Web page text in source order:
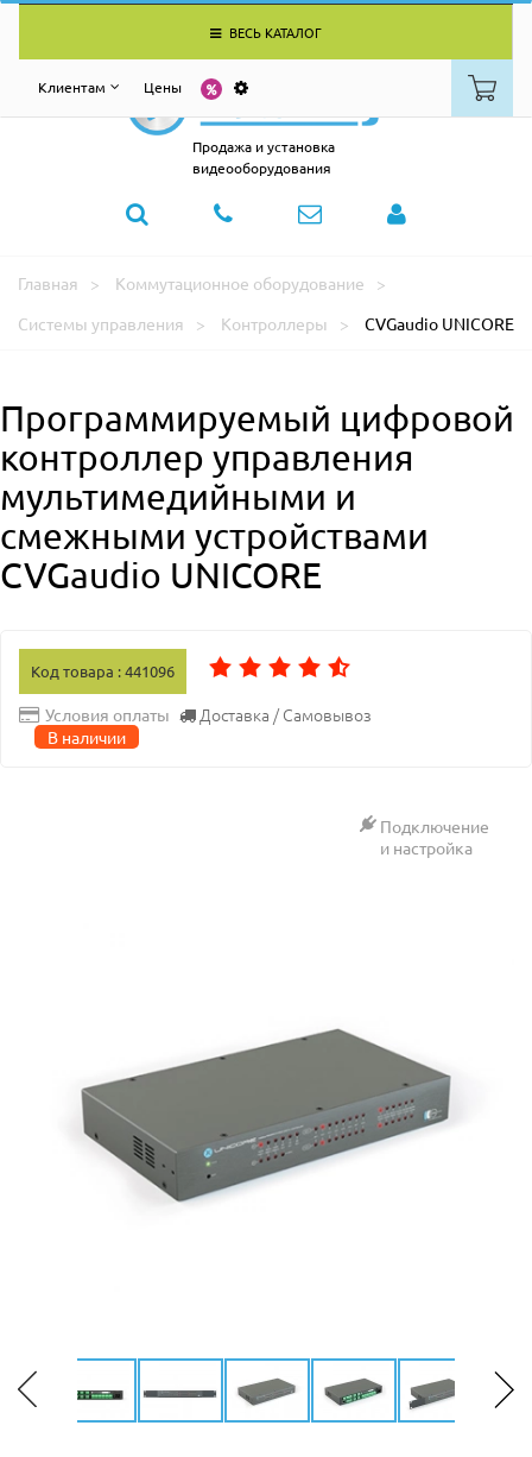
ВЕСЬ КАТАЛОГ
Клиентам Цены
Продажа и установка
видеооборудования
Главная
Коммутационное оборудование
Системы управления
Контроллеры CVGaudio UNICORE
Программируемый цифровой
контроллер управления
мультимедийными и
смежными устройствами
CVGaudio UNICORE
Код товара : 441096
Условия оплаты Доставка / Самовывоз
В наличии
Подключение
и настройка